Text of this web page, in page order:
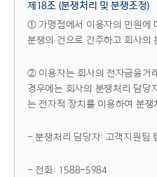
제18조 (분쟁처리 및 분쟁조정)
① 가맹점에서 이용자의 민원에
분쟁의 건으로 간주하고 회사의
② 이용자는 회사의 전자금융거
경우에는 회사의 분쟁처리 담당
는 전자적 장치를 이용하여 분쟁
- 분쟁처리 담당자: 고객지원팀
- 전화: 1588-5984